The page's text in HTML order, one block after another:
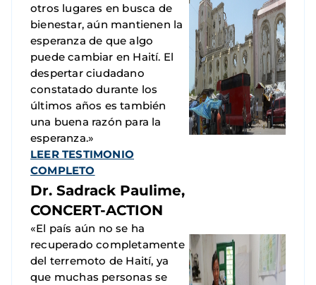
otros lugares en busca de
bienestar, aún mantienen la
esperanza de que algo
puede cambiar en Haití. El
despertar ciudadano
constatado durante los
últimos años es también
una buena razón para la
esperanza.»
LEER TESTIMONIO
COMPLETO
Dr. Sadrack Paulime,
CONCERT-ACTION
«El país aún no se ha
recuperado completamente
del terremoto de Haití, ya
que muchas personas se